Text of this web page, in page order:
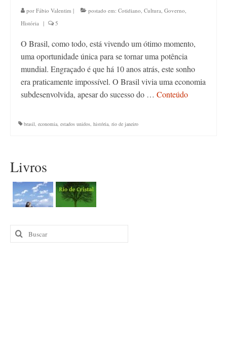
por Fábio Valentim | postado em: Cotidiano, Cultura, Governo,
História | 5
O Brasil, como todo, está vivendo um ótimo momento,
uma oportunidade única para se tornar uma potência
mundial. Engraçado é que há 10 anos atrás, este sonho
era praticamente impossível. O Brasil vivia uma economia
subdesenvolvida, apesar do sucesso do … Conteúdo
brasil, economia, estados unidos, história, rio de janeiro
Livros
Buscar
por: